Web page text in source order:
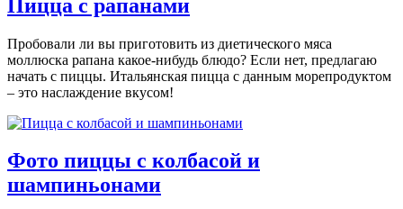
Пицца с рапанами
Пробовали ли вы приготовить из диетического мяса
моллюска рапана какое-нибудь блюдо? Если нет, предлагаю
начать с пиццы. Итальянская пицца с данным морепродуктом
– это наслаждение вкусом!
Фото пиццы с колбасой и
шампиньонами